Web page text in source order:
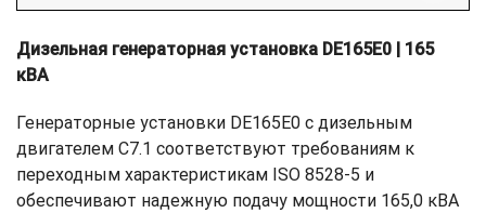
Дизельная генераторная установка DE165E0 | 165
кВА
Генераторные установки DE165E0 с дизельным
двигателем C7.1 соответствуют требованиям к
переходным характеристикам ISO 8528-5 и
обеспечивают надежную подачу мощности 165,0 кВА